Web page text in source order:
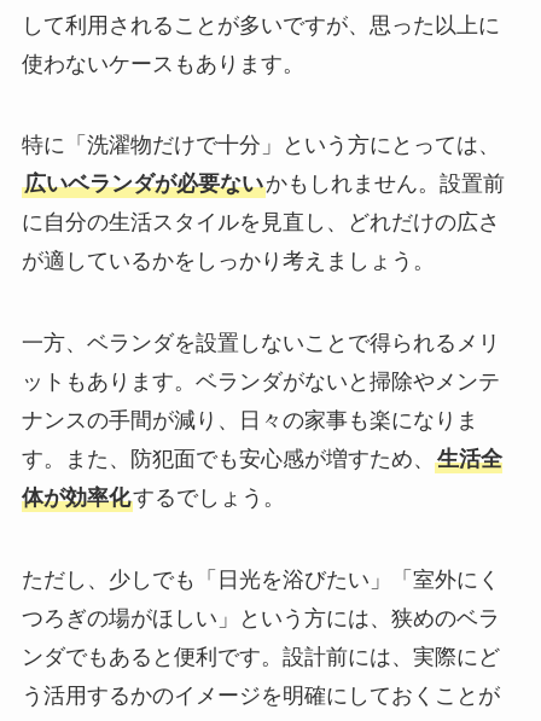
して利用されることが多いですが、思った以上に
使わないケースもあります。
特に「洗濯物だけで十分」という方にとっては、
広いベランダが必要ないかもしれません。設置前
に自分の生活スタイルを見直し、どれだけの広さ
が適しているかをしっかり考えましょう。
一方、ベランダを設置しないことで得られるメリ
ットもあります。ベランダがないと掃除やメンテ
ナンスの手間が減り、日々の家事も楽になりま
す。また、防犯面でも安心感が増すため、 生活全
体が効率化するでしょう。
ただし、少しでも「日光を浴びたい」「室外にく
つろぎの場がほしい」という方には、狭めのベラ
ンダでもあると便利です。設計前には、実際にど
う活用するかのイメージを明確にしておくことが